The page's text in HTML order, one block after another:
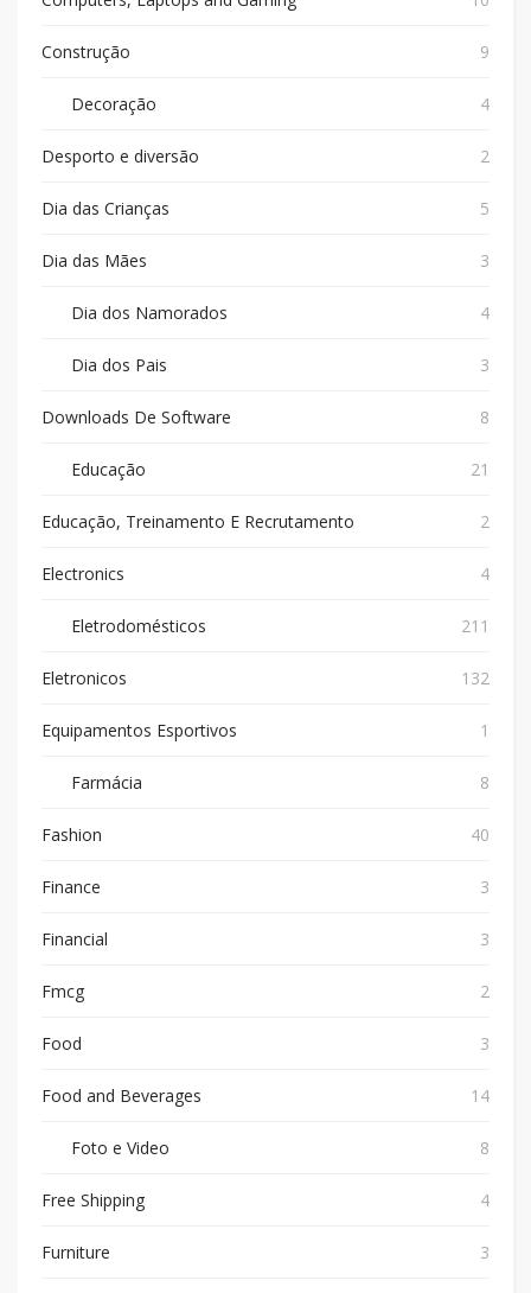
Construção 9
Decoração 4
Desporto e diversão 2
Dia das Crianças 5
Dia das Mães 3
Dia dos Namorados 4
Dia dos Pais 3
Downloads De Software 8
Educação 21
Educação, Treinamento E Recrutamento 2
Electronics 4
Eletrodomésticos 211
Eletronicos 132
Equipamentos Esportivos 1
Farmácia 8
Fashion 40
Finance 3
Financial 3
Fmcg 2
Food 3
Food and Beverages 14
Foto e Video 8
Free Shipping 4
Furniture 3